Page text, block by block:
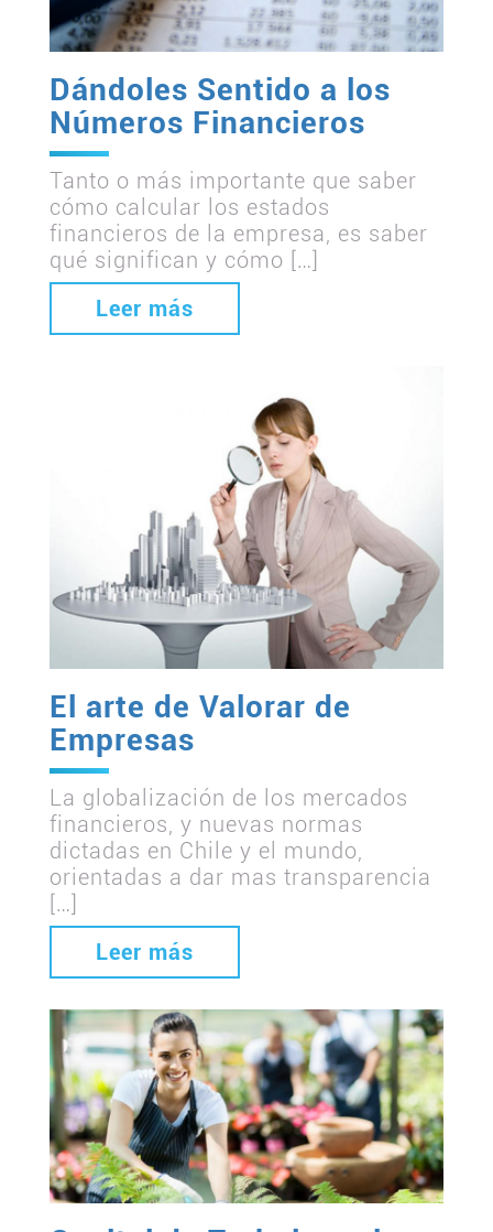
Dándoles Sentido a los
Números Financieros
Tanto o más importante que saber
cómo calcular los estados
financieros de la empresa, es saber
qué significan y cómo […]
Leer más
El arte de Valorar de
Empresas
La globalización de los mercados
financieros, y nuevas normas
dictadas en Chile y el mundo,
orientadas a dar mas transparencia
[…]
Leer más